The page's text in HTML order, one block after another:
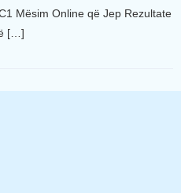
Mësim Online që Jep Rezultate
[…]